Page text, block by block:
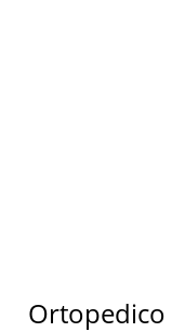
Ortopedico